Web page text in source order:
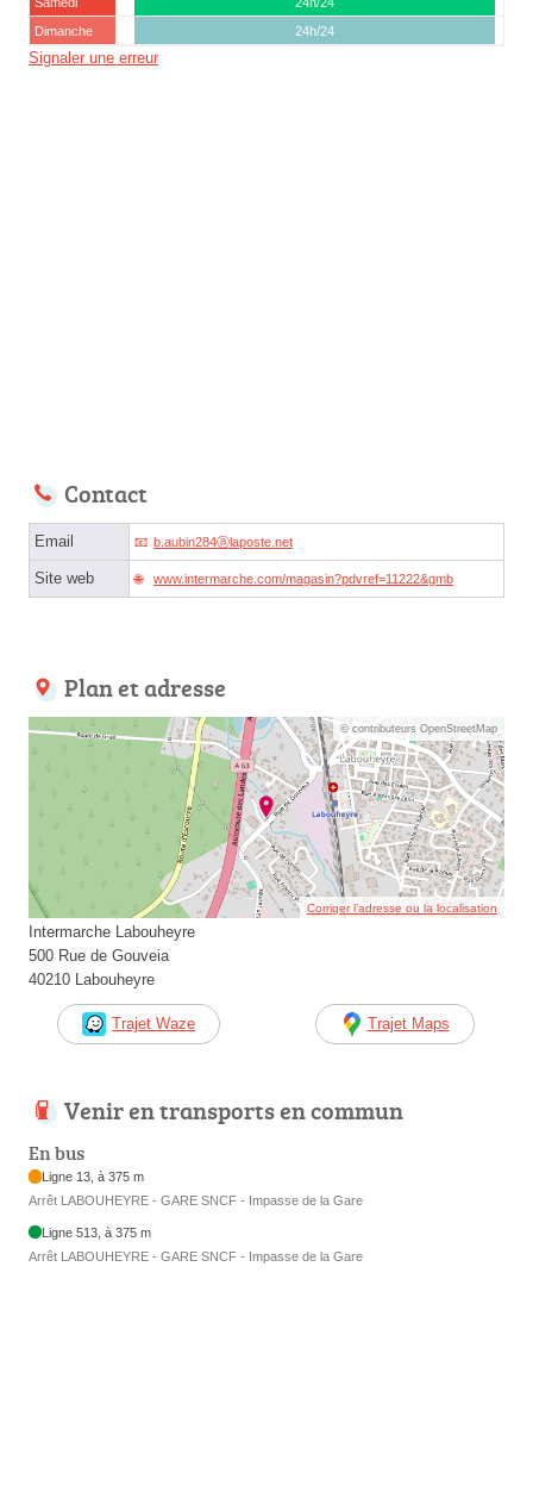
Dimanche
24h/24
Signaler une erreur
Contact
Email b.aubin284ⓐlaposte.net
Site web www.intermarche.com/magasin?pdvref=11222&gmb
Plan et adresse
© contributeurs OpenStreetMap
Corriger l’adresse ou la localisation
Intermarche Labouheyre
500 Rue de Gouveia
40210 Labouheyre
Trajet Waze Trajet Maps
Venir en transports en commun
En bus
Ligne 13, à 375 m
Arrêt LABOUHEYRE - GARE SNCF - Impasse de la Gare
Ligne 513, à 375 m
Arrêt LABOUHEYRE - GARE SNCF - Impasse de la Gare